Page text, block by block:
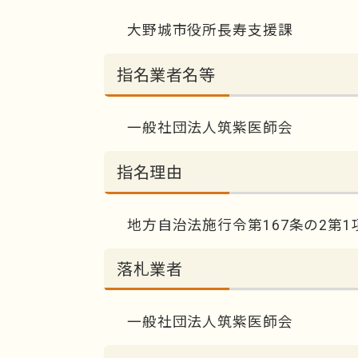
大野城市役所長寿支援課
指名業者名等
一般社団法人筑紫医師会
指名理由
地方自治法施行令第167条の2第1
落札業者
一般社団法人筑紫医師会